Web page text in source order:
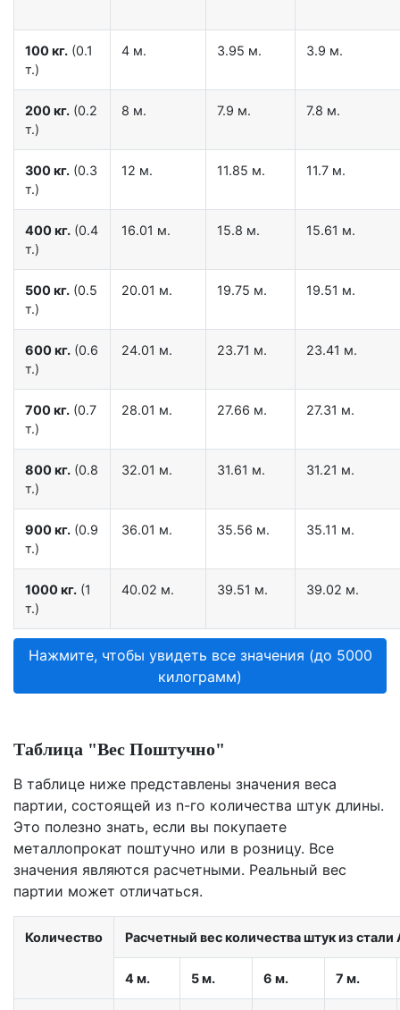
100 кг. (0.1
т.)
4 м. 3.95 м. 3.9 м.
200 кг. (0.2
т.)
8 м. 7.9 м. 7.8 м.
300 кг. (0.3
т.)
12 м. 11.85 м. 11.7 м.
400 кг. (0.4
т.)
16.01 м. 15.8 м. 15.61 м.
500 кг. (0.5
т.)
20.01 м. 19.75 м. 19.51 м.
600 кг. (0.6
т.)
24.01 м. 23.71 м. 23.41 м.
700 кг. (0.7
т.)
28.01 м. 27.66 м. 27.31 м.
800 кг. (0.8
т.)
32.01 м. 31.61 м. 31.21 м.
900 кг. (0.9
т.)
36.01 м. 35.56 м. 35.11 м.
1000 кг. (1
т.)
40.02 м. 39.51 м. 39.02 м.
Нажмите, чтобы увидеть все значения (до 5000
килограмм)
Таблица "Вес Поштучно"
В таблице ниже представлены значения веса
партии, состоящей из n-го количества штук длины.
Это полезно знать, если вы покупаете
металлопрокат поштучно или в розницу. Все
значения являются расчетными. Реальный вес
партии может отличаться.
Количество Расчетный вес количества штук из
4 м. 5 м. 6 м. 7 м.